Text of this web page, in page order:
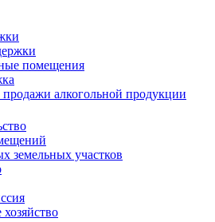
помещения
алкогольной продукции
земельных участков